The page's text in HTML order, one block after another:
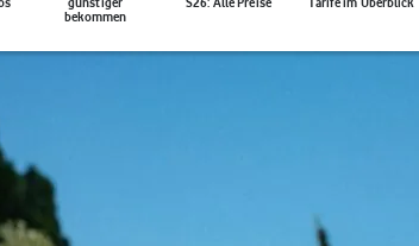
bekommen